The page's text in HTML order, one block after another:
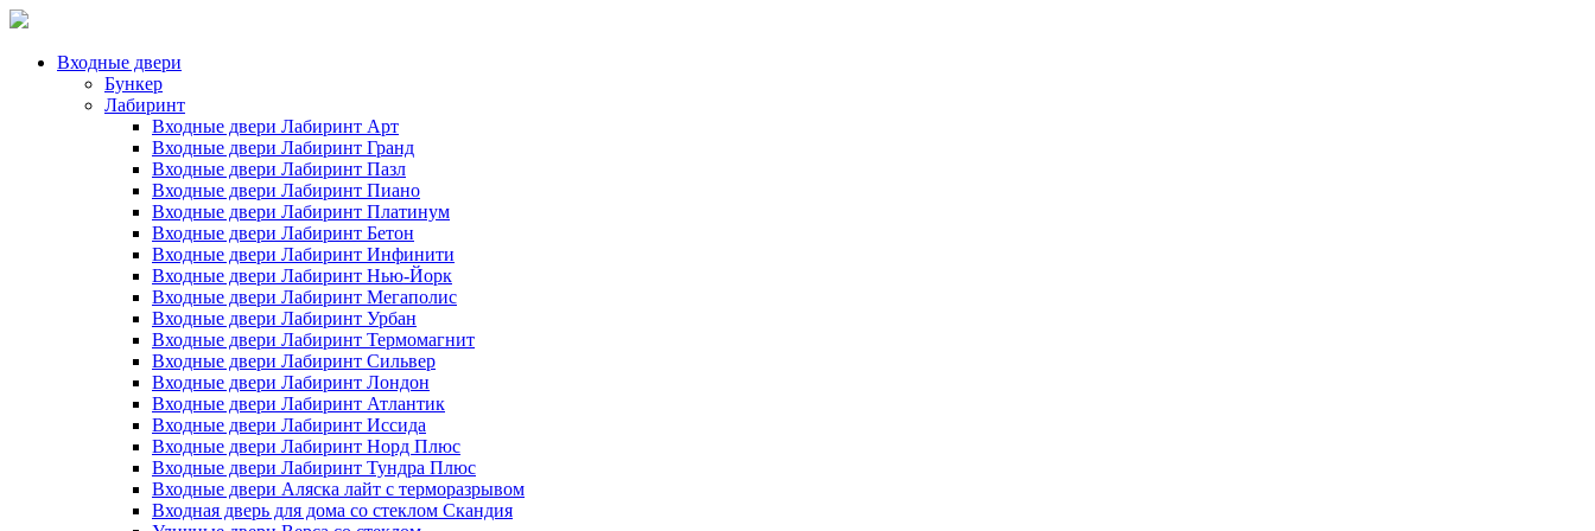
Входные двери
Бункер
Лабиринт
Входные двери Лабиринт Арт
Входные двери Лабиринт Гранд
Входные двери Лабиринт Пазл
Входные двери Лабиринт Пиано
Входные двери Лабиринт Платинум
Входные двери Лабиринт Бетон
Входные двери Лабиринт Инфинити
Входные двери Лабиринт Нью-Йорк
Входные двери Лабиринт Мегаполис
Входные двери Лабиринт Урбан
Входные двери Лабиринт Термомагнит
Входные двери Лабиринт Сильвер
Входные двери Лабиринт Лондон
Входные двери Лабиринт Атлантик
Входные двери Лабиринт Иссида
Входные двери Лабиринт Норд Плюс
Входные двери Лабиринт Тундра Плюс
Входные двери Аляска лайт с терморазрывом
Входная дверь для дома со стеклом Скандия